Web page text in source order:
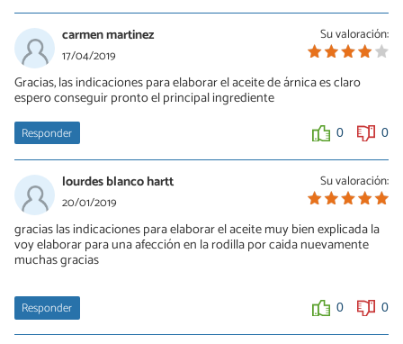
Su valoración:
carmen martinez
17/04/2019
Gracias, las indicaciones para elaborar el aceite de árnica es claro
espero conseguir pronto el principal ingrediente
Responder 0 0
Su valoración:
lourdes blanco hartt
20/01/2019
gracias las indicaciones para elaborar el aceite muy bien explicada la
voy elaborar para una afección en la rodilla por caida nuevamente
muchas gracias
Responder 0 0